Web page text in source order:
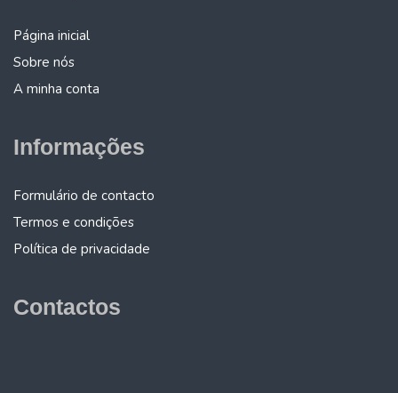
Página inicial
Sobre nós
A minha conta
Informações
Formulário de contacto
Termos e condições
Política de privacidade
Contactos